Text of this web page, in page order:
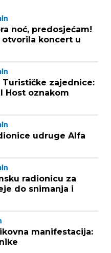
noć, predosjećam!
koncert u
zajednice:
Host oznakom
udruge Alfa
radionicu za
do snimanja i
manifestacija: